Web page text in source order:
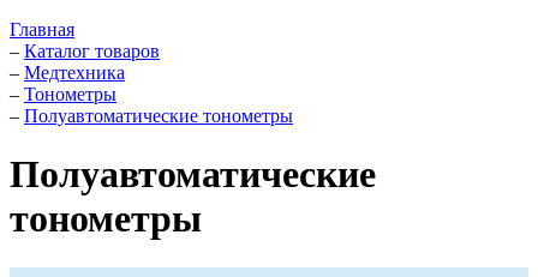
Главная
– Каталог товаров
– Медтехника
– Тонометры
– Полуавтоматические тонометры
Полуавтоматические
тонометры